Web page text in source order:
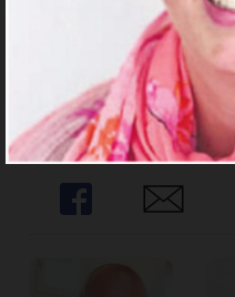
Abo.
Abo
Share Share